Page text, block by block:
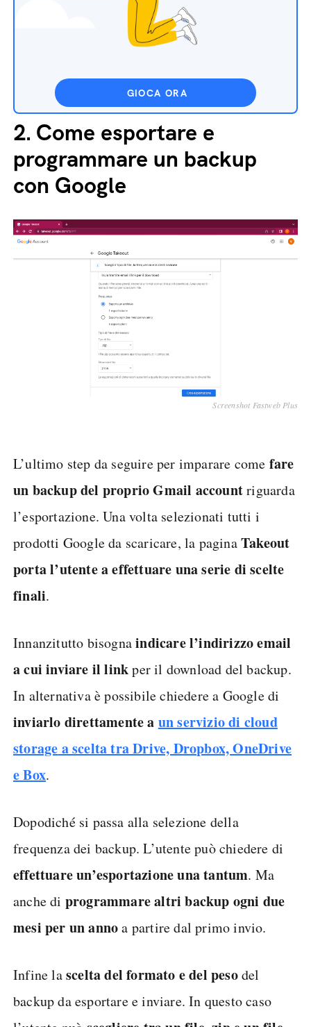
GIOCA ORA
2. Come esportare e
programmare un backup
con Google
Screenshot Fastweb Plus
L’ultimo step da seguire per imparare come fare
un backup del proprio Gmail accountriguarda
l’esportazione. Una volta selezionati tutti i
prodotti Google da scaricare, la paginaTakeout
porta l’utente a effettuare una serie di scelte
finali.
Innanzitutto bisognaindicare l’indirizzo email
a cui inviare il linkper il download del backup.
In alternativa è possibile chiedere a Google di
inviarlo direttamente a un servizio di cloud
storage a scelta tra Drive, Dropbox, OneDrive
e Box.
Dopodiché si passa alla selezione della
frequenza dei backup. L’utente può chiedere di
effettuare un’esportazione una tantum. Ma
anche di programmare altri backup ogni due
mesi per un annoa partire dal primo invio.
Infine lascelta del formato e del pesodel
backup da esportare e inviare. In questo caso